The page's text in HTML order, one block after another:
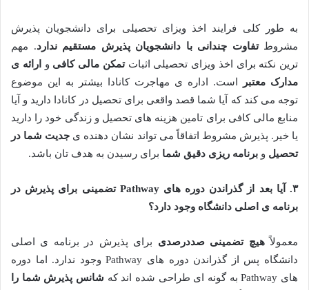
به طور کلی فرایند اخذ ویزای تحصیلی برای دانشجویان پذیرش
مشروطتفاوت چندانی با دانشجویان پذیرش مستقیم ندارد. مهم
ترین نکته برای اخذ ویزای تحصیلی اثباتتمکن مالی کافی و
ارائه ی
مدارک معتبر
است. اداره ی مهاجرت کانادا بیشتر به این موضوع
توجه می کند که آیا شما قصد واقعی برای تحصیل در کانادا دارید و آیا
منابع مالی کافی برای تامین هزینه های تحصیل و زندگی خود را دارید
یا خیر. پذیرش مشروط اتفاقاً می تواند نشان دهنده ی جدیت شما در
تحصیل و برنامه ریزی دقیق شما برای رسیدن به هدف تان باشد.
۳. آیا بعد از گذراندن دوره های Pathway
تضمینی برای پذیرش در
برنامه ی اصلی دانشگاه وجود دارد؟
معمولاًهیچ تضمینی صددرصدی برای پذیرش در برنامه ی اصلی
دانشگاه پس از گذراندن دوره های Pathway وجود ندارد. اما دوره
های Pathway به گونه ای طراحی شده اند که
شانس پذیرش شما را